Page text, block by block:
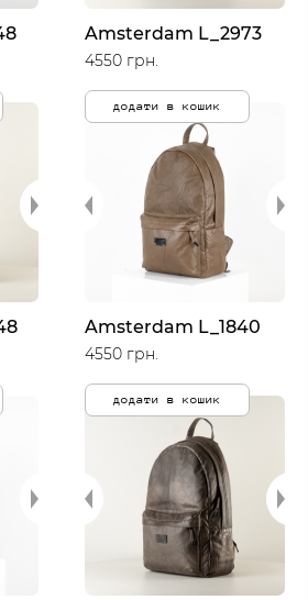
Amsterdam L_2973
4550 грн.
додати в кошик
Amsterdam L_1840
4550 грн.
додати в кошик